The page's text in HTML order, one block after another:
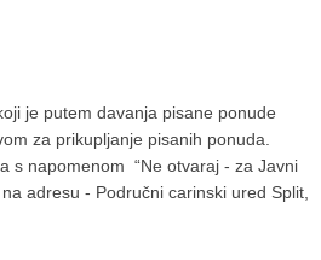
je putem davanja pisane ponude
za prikupljanje pisanih ponuda.
s napomenom “Ne otvaraj - za Javni
adresu - Područni carinski ured Split,